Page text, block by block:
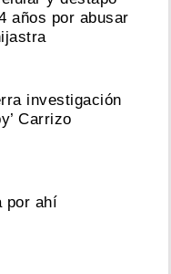
años por abusar
investigación
Carrizo
por ahí